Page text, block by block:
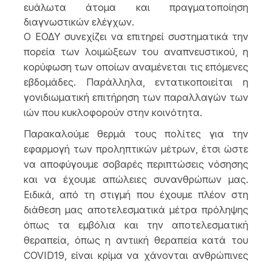
ευάλωτα άτομα και πραγματοποίηση
διαγνωστικών ελέγχων.
Ο ΕΟΔΥ συνεχίζει να επιτηρεί συστηματικά την
πορεία των λοιμώξεων του αναπνευστικού, η
κορύφωση των οποίων αναμένεται τις επόμενες
εβδομάδες. Παράλληλα, εντατικοποιείται η
γονιδιωματική επιτήρηση των παραλλαγών των
ιών που κυκλοφορούν στην κοινότητα.
Παρακαλούμε θερμά τους πολίτες για την
εφαρμογή των προληπτικών μέτρων, έτσι ώστε
να αποφύγουμε σοβαρές περιπτώσεις νόσησης
και να έχουμε απώλειες συνανθρώπων μας.
Ειδικά, από τη στιγμή που έχουμε πλέον στη
διάθεση μας αποτελεσματικά μέτρα πρόληψης
όπως τα εμβόλια και την αποτελεσματική
θεραπεία, όπως η αντιική θεραπεία κατά του
COVID19, είναι κρίμα να χάνονται ανθρώπινες